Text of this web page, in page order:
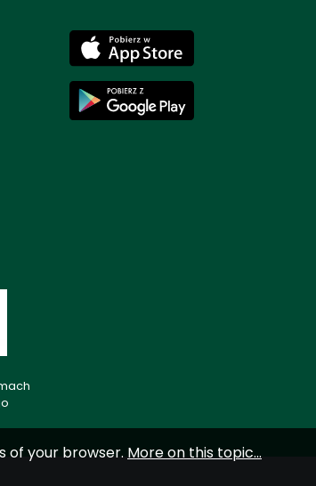
of your browser. More on this topic...